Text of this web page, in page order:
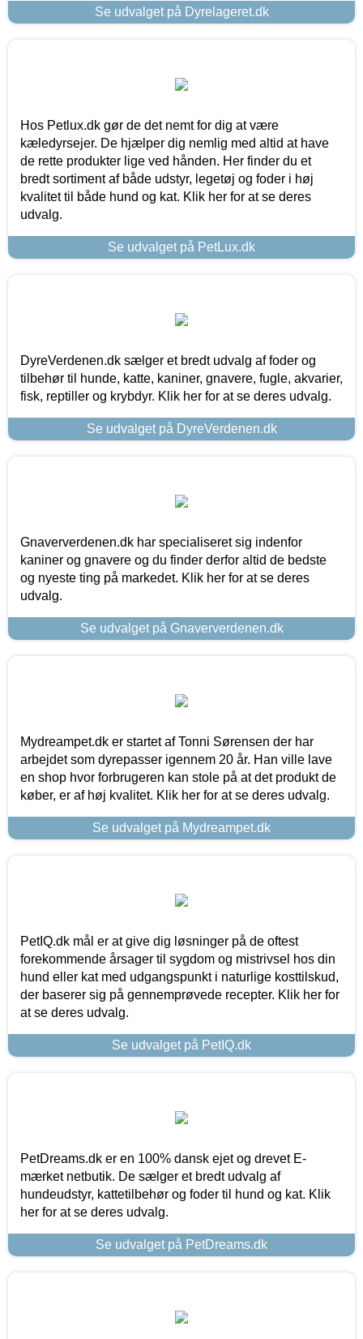
Se udvalget på Dyrelageret.dk
Hos Petlux.dk gør de det nemt for dig at være
kæledyrsejer. De hjælper dig nemlig med altid at have
de rette produkter lige ved hånden. Her finder du et
bredt sortiment af både udstyr, legetøj og foder i høj
kvalitet til både hund og kat. Klik her for at se deres
udvalg.
Se udvalget på PetLux.dk
DyreVerdenen.dk sælger et bredt udvalg af foder og
tilbehør til hunde, katte, kaniner, gnavere, fugle, akvarier,
fisk, reptiller og krybdyr. Klik her for at se deres udvalg.
Se udvalget på DyreVerdenen.dk
Gnaververdenen.dk har specialiseret sig indenfor
kaniner og gnavere og du finder derfor altid de bedste
og nyeste ting på markedet. Klik her for at se deres
udvalg.
Se udvalget på Gnaververdenen.dk
Mydreampet.dk er startet af Tonni Sørensen der har
arbejdet som dyrepasser igennem 20 år. Han ville lave
en shop hvor forbrugeren kan stole på at det produkt de
køber, er af høj kvalitet. Klik her for at se deres udvalg.
Se udvalget på Mydreampet.dk
PetIQ.dk mål er at give dig løsninger på de oftest
forekommende årsager til sygdom og mistrivsel hos din
hund eller kat med udgangspunkt i naturlige kosttilskud,
der baserer sig på gennemprøvede recepter. Klik her for
at se deres udvalg.
Se udvalget på PetIQ.dk
PetDreams.dk er en 100% dansk ejet og drevet E-
mærket netbutik. De sælger et bredt udvalg af
hundeudstyr, kattetilbehør og foder til hund og kat. Klik
her for at se deres udvalg.
Se udvalget på PetDreams.dk